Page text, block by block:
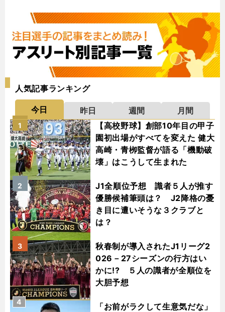
人気記事ランキング
今日 昨日 週間
月間
【高校野球】創部10年目の甲子
園初出場がすべてを変えた 健大
高崎・青栁監督が語る「機動破
壊」はこうして生まれた
1
J1全順位予想 識者５人が推す
優勝候補筆頭は？ J2降格の憂
き目に遭いそうな３クラブと
は？
2
秋春制が導入されたJ1リーグ2
026－27シーズンの行方はい
かに!? ５人の識者が全順位を
大胆予想
3
「お前がラクして生意気だな」
4